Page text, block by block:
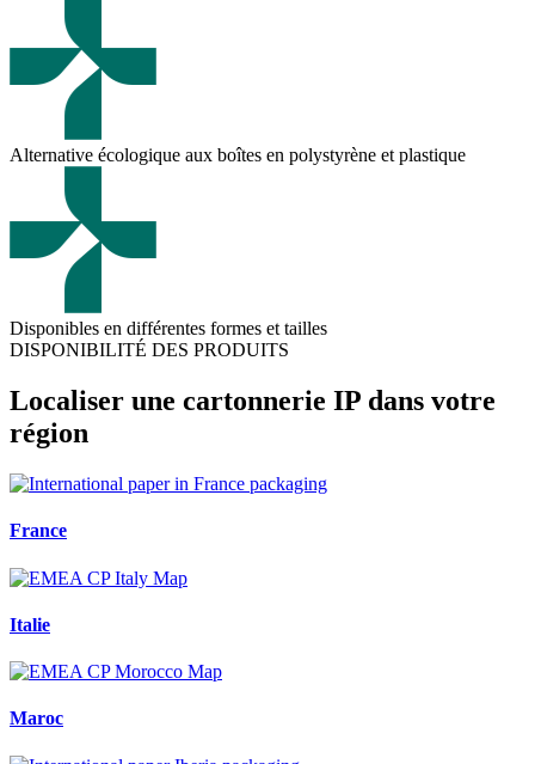
Alternative écologique aux boîtes en polystyrène et plastique
Disponibles en différentes formes et tailles
DISPONIBILITÉ DES PRODUITS
Localiser une cartonnerie IP dans votre
région
France
Italie
Maroc